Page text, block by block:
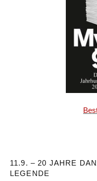
11.9. – 20 JAHRE
LEGENDE